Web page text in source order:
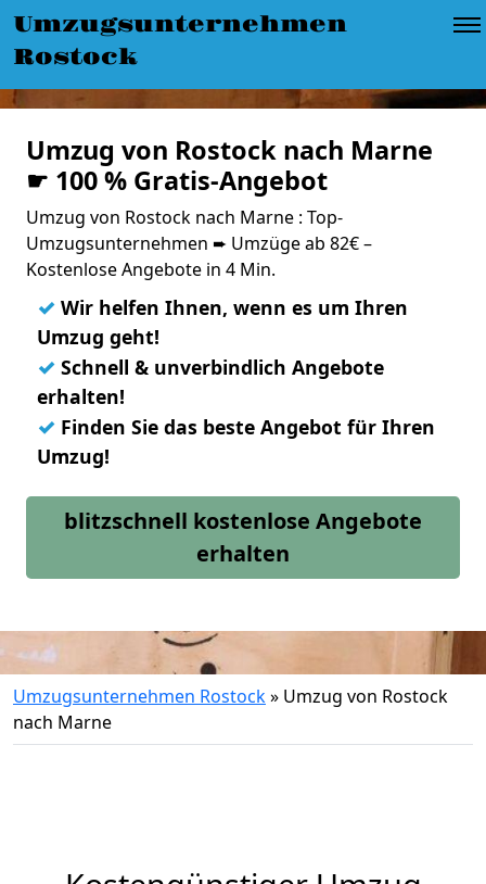
Umzugsunternehmen
Rostock
Umzug von Rostock nach Marne
☛ 100 % Gratis-Angebot
Umzug von Rostock nach Marne : Top-
Umzugsunternehmen ➨ Umzüge ab 82€ –
Kostenlose Angebote in 4 Min.
✓ Wir helfen Ihnen, wenn es um Ihren
Umzug geht!
✓ Schnell & unverbindlich Angebote
erhalten!
✓ Finden Sie das beste Angebot für Ihren
Umzug!
blitzschnell kostenlose Angebote
erhalten
Umzugsunternehmen Rostock» Umzug von Rostock
nach Marne